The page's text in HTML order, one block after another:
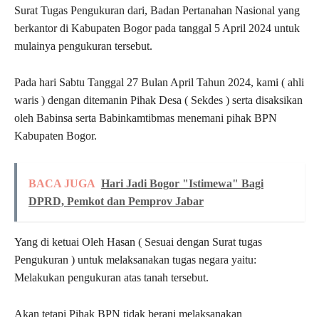
Surat Tugas Pengukuran dari, Badan Pertanahan Nasional yang
berkantor di Kabupaten Bogor pada tanggal 5 April 2024 untuk
mulainya pengukuran tersebut.
Pada hari Sabtu Tanggal 27 Bulan April Tahun 2024, kami ( ahli
waris ) dengan ditemanin Pihak Desa ( Sekdes ) serta disaksikan
oleh Babinsa serta Babinkamtibmas menemani pihak BPN
Kabupaten Bogor.
BACA JUGA Hari Jadi Bogor "Istimewa" Bagi
DPRD, Pemkot dan Pemprov Jabar
Yang di ketuai Oleh Hasan ( Sesuai dengan Surat tugas
Pengukuran ) untuk melaksanakan tugas negara yaitu:
Melakukan pengukuran atas tanah tersebut.
Akan tetapi Pihak BPN tidak berani melaksanakan